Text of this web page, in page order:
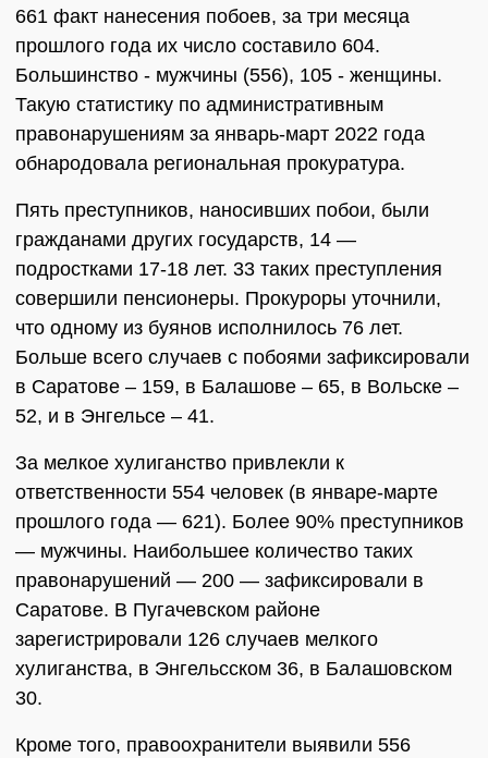
661 факт нанесения побоев, за три месяца
прошлого года их число составило 604.
Большинство - мужчины (556), 105 - женщины.
Такую статистику по административным
правонарушениям за январь-март 2022 года
обнародовала региональная прокуратура.
Пять преступников, наносивших побои, были
гражданами других государств, 14 ―
подростками 17-18 лет. 33 таких преступления
совершили пенсионеры. Прокуроры уточнили,
что одному из буянов исполнилось 76 лет.
Больше всего случаев с побоями зафиксировали
в Саратове – 159, в Балашове – 65, в Вольске –
52, и в Энгельсе – 41.
За мелкое хулиганство привлекли к
ответственности 554 человек (в январе-марте
прошлого года ― 621). Более 90% преступников
― мужчины. Наибольшее количество таких
правонарушений ― 200 ― зафиксировали в
Саратове. В Пугачевском районе
зарегистрировали 126 случаев мелкого
хулиганства, в Энгельсском 36, в Балашовском
30.
Кроме того, правоохранители выявили 556